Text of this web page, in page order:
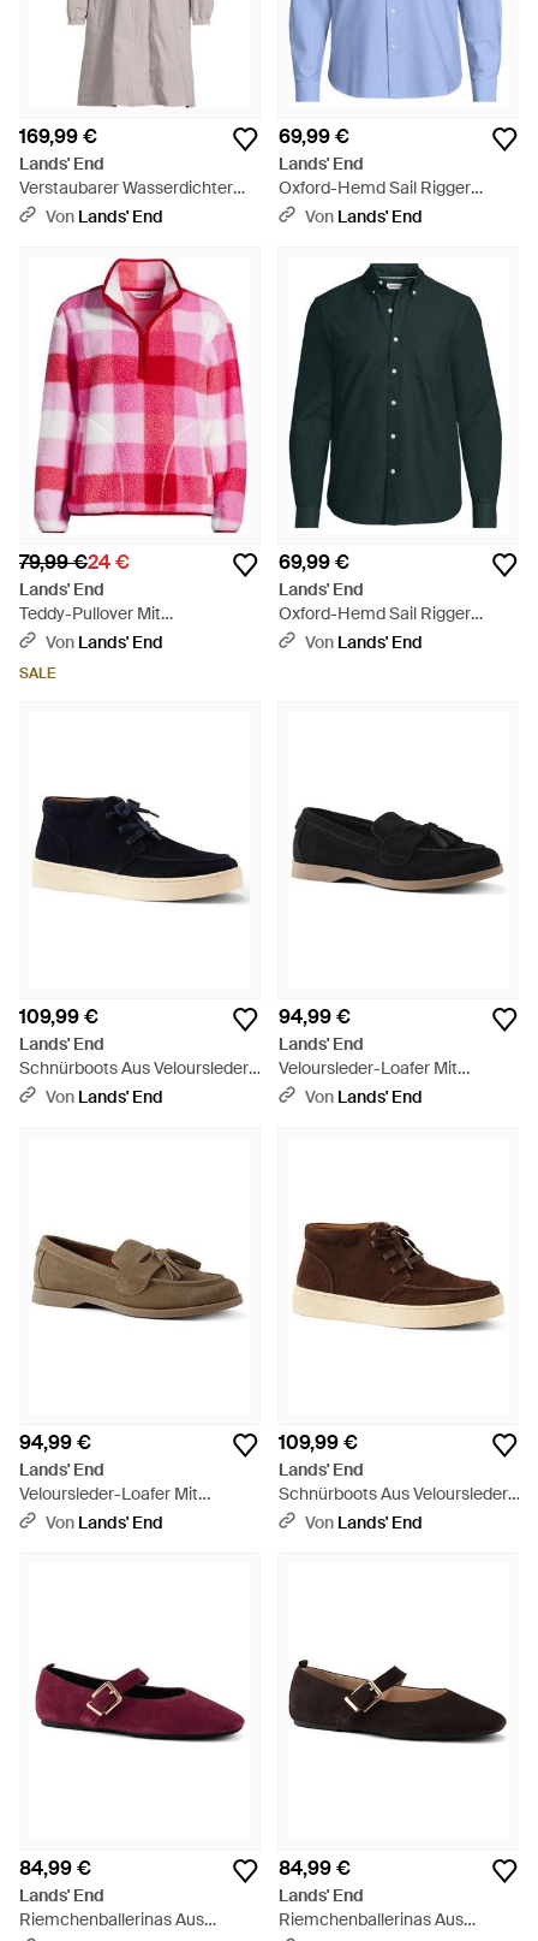
169,99 €
Lands' End
Verstaubarer Wasserdichter
Squall Regenmantel, Damen,
Von Lands' End
69,99 €
Lands' End
Oxford-Hemd Sail Rigger
Classic Fit, Herren, Größe
Von Lands' End
79,99 €24 €
Lands' End
Teddy-Pullover Mit
Reißverschluss Gemustert,
Polyester, By - Pink
Von Lands' End
SALE
69,99 €
Lands' End
Oxford-Hemd Sail Rigger
Classic Fit, Herren, Größe Tall,
Von Lands' End
109,99 €
Lands' End
Schnürboots Aus Veloursleder,
Herren, Größe Regular, By -
Von Lands' End
94,99 €
Lands' End
Veloursleder-Loafer Mit
Tasseln, Damen, Größe
Von Lands' End
94,99 €
Lands' End
Veloursleder-Loafer Mit
Tasseln, Damen, Größe
Von Lands' End
109,99 €
Lands' End
Schnürboots Aus Veloursleder,
Herren, Größe Regular, By -
Von Lands' End
84,99 €
Lands' End
Riemchenballerinas Aus
84,99 €
Lands' End
Riemchenballerinas Aus